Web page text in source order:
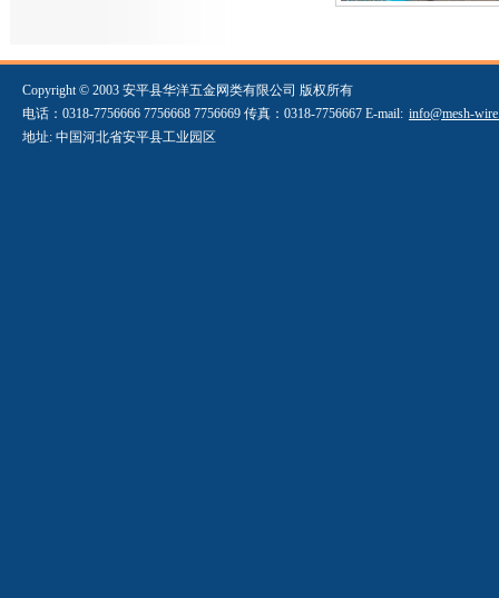
Copyright © 2003 安平县华洋五金网类有限公司 版权所有
电话：0318-7756666 7756668 7756669 传真：0318-7756667 E-mail: info@mesh-
地址: 中国河北省安平县工业园区